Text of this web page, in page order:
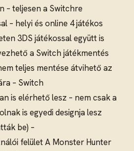
– teljesen a Switchre
– helyi és online 4 játékos
3DS játékossal együtt is
a Switch játékmentés
teljes mentése átvihető az
– Switch
is elérhető lesz – nem csak a
is egyedi designja lesz
be) –
felület A Monster Hunter